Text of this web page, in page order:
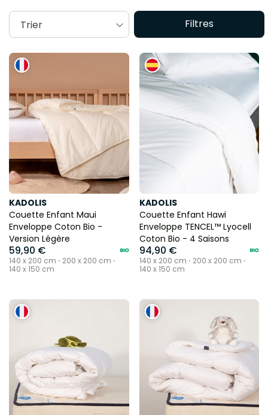
Filtres
Trier
KADOLIS
Couette Enfant Maui
Enveloppe Coton Bio -
Version Légère
59,90 €
140 x 200 cm ⋅ 200 x 200 cm ⋅
140 x 150 cm
KADOLIS
Couette Enfant Hawi
Enveloppe TENCEL™ Lyocell
Coton Bio - 4 Saisons
94,90 €
140 x 200 cm ⋅ 200 x 200 cm ⋅
140 x 150 cm